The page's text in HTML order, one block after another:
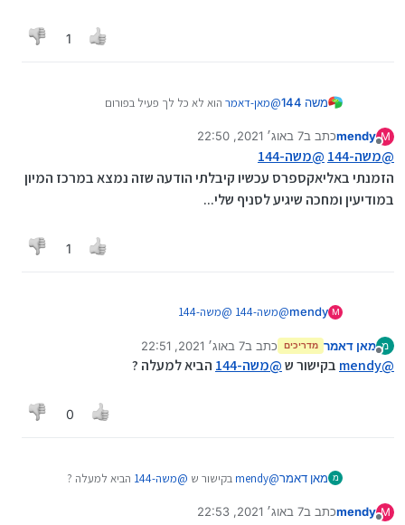
1
משה 144 @מאן-דאמר הוא לא כל לך פעיל בפורום
https://m.fr.aliexpress.com/item/100500263315368
6.html?
trace=wwwdetail2mobilesitedetail&spm=a2g0o.pro
ductlist.0.0.75ba3387jjzjbd&algo_pvid=02deadca-
9e62-4735-814f-
M
מנותק
mendyכתב ב7 באוג׳ 2021, 22:50
נערך לאחרונה על ידי
@משה-144 @משה-144
הזמנתי באליאקספרס עכשיו קיבלתי הודעה שזה נמצא במרכז המיון
במודיעין ומחכה שיגיע לסניף שלי...
1
M
mendy
@משה-144 @משה-144
במרכז המיון במודיעין ומחכה שיגיע לסניף שלי...
מ
מנותק
מאן דאמר מדריכים כתב ב7 באוג׳ 2021, 22:51
נערך לאחרונה על ידי
@
mendy בקישור ש@משה-144 הביא למעלה ?
0
מ מאן דאמר@
mendy בקישור ש @משה-144 הביא למעלה ?
M
mendyכתב ב7 באוג׳ 2021, 22:53
נערך לאחרונה על ידי